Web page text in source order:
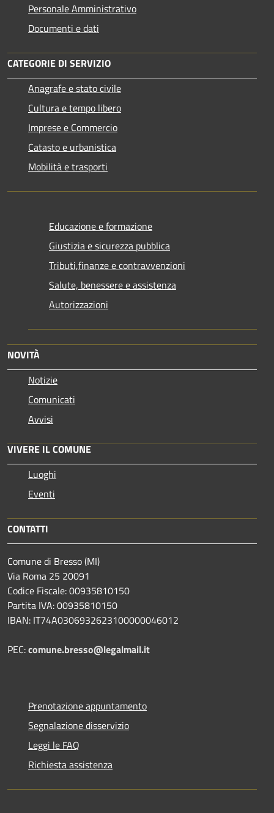
Personale Amministrativo
Documenti e dati
CATEGORIE DI SERVIZIO
Anagrafe e stato civile
Cultura e tempo libero
Imprese e Commercio
Catasto e urbanistica
Mobilità e trasporti
Educazione e formazione
Giustizia e sicurezza pubblica
Tributi,finanze e contravvenzioni
Salute, benessere e assistenza
Autorizzazioni
NOVITÀ
Notizie
Comunicati
Avvisi
VIVERE IL COMUNE
Luoghi
Eventi
CONTATTI
Comune di Bresso (MI)
Via Roma 25 20091
Codice Fiscale: 00935810150
Partita IVA: 00935810150
IBAN: IT74A0306932623100000046012
PEC:comune.bresso@legalmail.it
Prenotazione appuntamento
Segnalazione disservizio
Leggi le FAQ
Richiesta assistenza